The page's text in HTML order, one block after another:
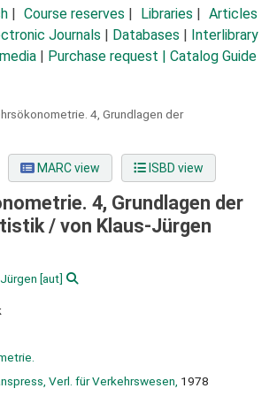
Course reserves Libraries
Articles
Journals Databases
Interlibrary
Purchase request | Catalog Guide
4, Grundlagen der
MARC view ISBD view
4, Grundlagen der
/ von Klaus-Jürgen
[aut]
Verl. für Verkehrswesen, 1978